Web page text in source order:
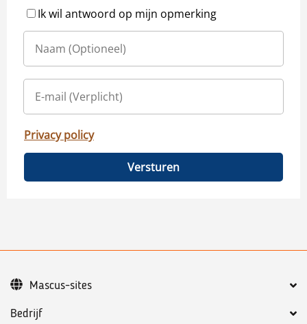
Ik wil antwoord op mijn opmerking
Privacy policy
Versturen
Bedrijf
Mascus-sites